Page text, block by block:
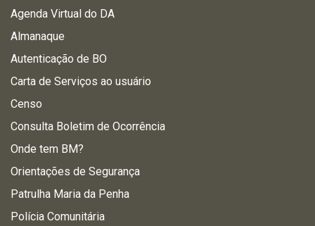
Agenda Virtual do DA
Almanaque
Autenticação de BO
Carta de Serviços ao usuário
Censo
Consulta Boletim de Ocorrência
Onde tem BM?
Orientações de Segurança
Patrulha Maria da Penha
Polícia Comunitária